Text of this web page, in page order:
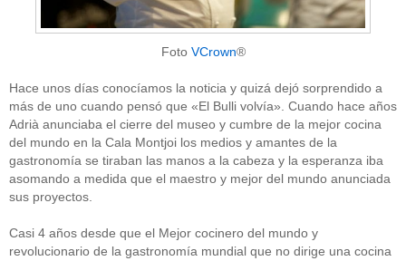
Foto VCrown®
Hace unos días conocíamos la noticia y quizá dejó sorprendido a
más de uno cuando pensó que «El Bulli volvía». Cuando hace años
Adrià anunciaba el cierre del museo y cumbre de la mejor cocina
del mundo en la Cala Montjoi los medios y amantes de la
gastronomía se tiraban las manos a la cabeza y la esperanza iba
asomando a medida que el maestro y mejor del mundo anunciada
sus proyectos.
Casi 4 años desde que el Mejor cocinero del mundo y
revolucionario de la gastronomía mundial que no dirige una cocina